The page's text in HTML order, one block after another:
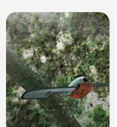
Todos
los
productos